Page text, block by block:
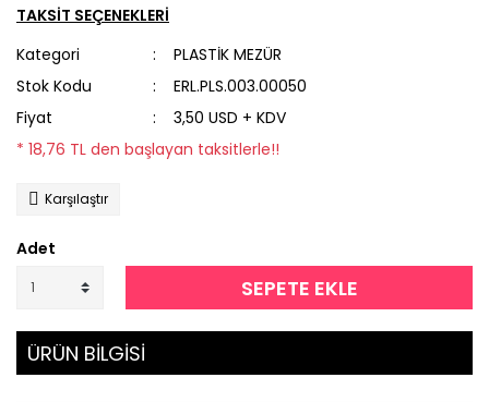
TAKSİT SEÇENEKLERİ
Kategori
PLASTİK MEZÜR
Stok Kodu
ERL.PLS.003.00050
Fiyat
3,50 USD + KDV
* 18,76 TL den başlayan taksitlerle!!
Karşılaştır
Adet
SEPETE EKLE
ÜRÜN BİLGİSİ